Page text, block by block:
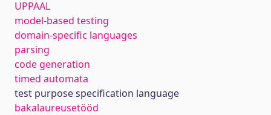
UPPAAL
model-based testing
domain-specific languages
parsing
code generation
timed automata
test purpose specification language
bakalaureusetööd